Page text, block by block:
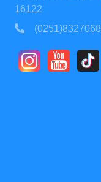
16122
(0251)8327068